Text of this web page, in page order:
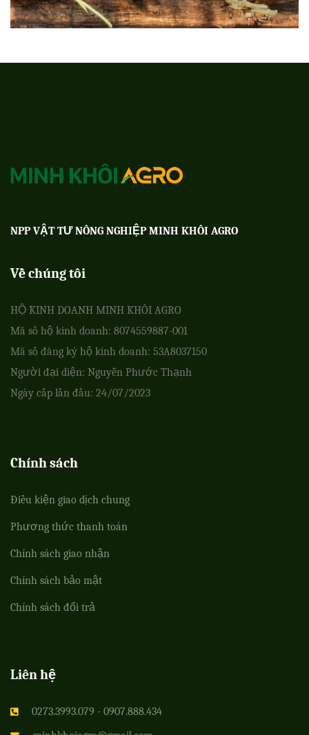
NPP VẬT TƯ NÔNG NGHIỆP MINH KHÔI AGRO
Về chúng tôi
HỘ KINH DOANH MINH KHÔI AGRO
Mã số hộ kinh doanh: 8074559887-001
Mã số đăng ký hộ kinh doanh: 53A8037150
Người đại diện: Nguyễn Phước Thạnh
Ngày cấp lần đầu: 24/07/2023
Chính sách
Điều kiện giao dịch chung
Phương thức thanh toán
Chính sách giao nhận
Chính sách bảo mật
Chính sách đổi trả
Liên hệ
0273.3993.079 - 0907.888.434